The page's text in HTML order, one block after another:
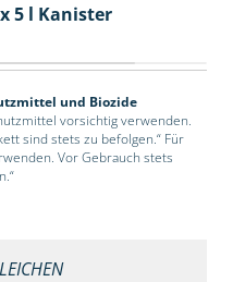
5 l Kanister
und Biozide
vorsichtig verwenden.
sind stets zu befolgen.“ Für
Vor Gebrauch stets